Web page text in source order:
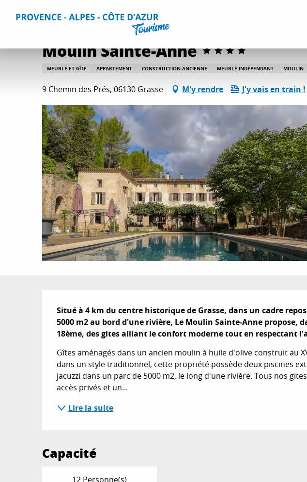
Accueil Séjourner Hébergements
Moulin Sainte-Anne
MEUBLÉ ET GÎTE APPARTEMENT CONSTRUCTION ANCIENNE MEUBLÉ INDÉPENDANT MOULIN
9 Chemin des Prés, 06130 Grasse M'y rendre J'y vais en train !
Description
Situé à 4 km du centre historique de Grasse, dans un cadre
5000 m2 au bord d'une rivière, Le Moulin Sainte-Anne propose,
18ème, des gites alliant le confort moderne tout en respectant
Gîtes aménagés dans un ancien moulin à huile d'olive construit au
dans un style traditionnel, cette propriété possède deux piscines
jacuzzi dans un parc de 5000 m2, le long d'une rivière. Tous nos
accès privés et un...
Lire la suite
Capacité
12 Personne(s)